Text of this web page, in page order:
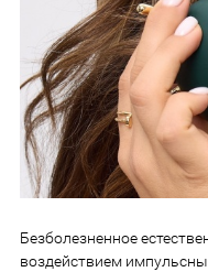
Безболезненное
воздействием